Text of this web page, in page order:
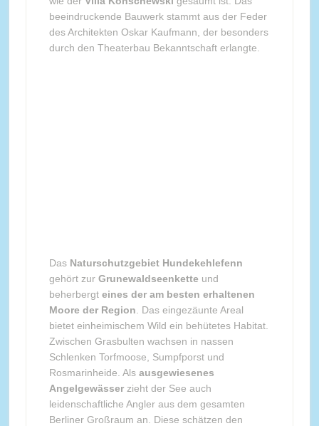
beeindruckende Bauwerk stammt aus der Feder
des Architekten Oskar Kaufmann, der besonders
durch den Theaterbau Bekanntschaft erlangte.
Das Naturschutzgebiet Hundekehlefenn
gehört zur Grunewaldseenkette und
beherbergt eines der am besten erhaltenen
Moore der Region . Das eingezäunte Areal
bietet einheimischem Wild ein behütetes Habitat.
Zwischen Grasbulten wachsen in nassen
Schlenken Torfmoose, Sumpfporst und
Rosmarinheide. Als ausgewiesenes
Angelgewässerzieht der See auch
leidenschaftliche Angler aus dem gesamten
Berliner Großraum an. Diese schätzen den